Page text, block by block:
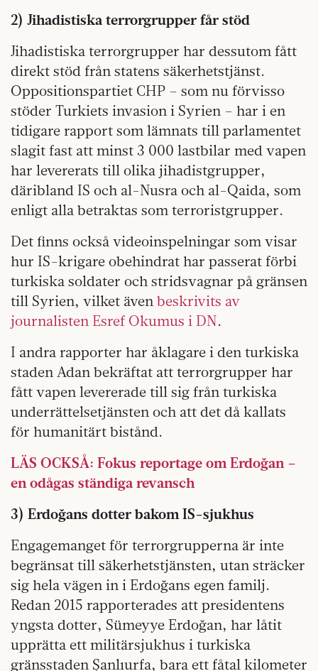
2) Jihadistiska terrorgrupper får stöd
Jihadistiska terrorgrupper har dessutom fått
direkt stöd från statens säkerhetstjänst.
Oppositionspartiet CHP – som nu förvisso
stöder Turkiets invasion i Syrien – har i en
tidigare rapport som lämnats till parlamentet
slagit fast att minst 3 000 lastbilar med vapen
har levererats till olika jihadistgrupper,
däribland IS och al-Nusra och al-Qaida, som
enligt alla betraktas som terroristgrupper.
Det finns också videoinspelningar som visar
hur IS-krigare obehindrat har passerat förbi
turkiska soldater och stridsvagnar på gränsen
till Syrien, vilket ävenbeskrivits av
journalisten Esref Okumus i DN.
I andra rapporter har åklagare i den turkiska
staden Adan bekräftat att terrorgrupper har
fått vapen levererade till sig från turkiska
underrättelsetjänsten och att det då kallats
för humanitärt bistånd.
LÄS OCKSÅ: Fokus reportage om Erdoğan –
en odågas ständiga revansch
3) Erdoğans dotter bakom IS-sjukhus
Engagemanget för terrorgrupperna är inte
begränsat till säkerhetstjänsten, utan sträcker
sig hela vägen in i Erdoğans egen familj.
Redan 2015 rapporterades att presidentens
yngsta dotter, Sümeyye Erdoğan, har låtit
upprätta ett militärsjukhus i turkiska
gränsstaden Şanlıurfa, bara ett fåtal kilometer